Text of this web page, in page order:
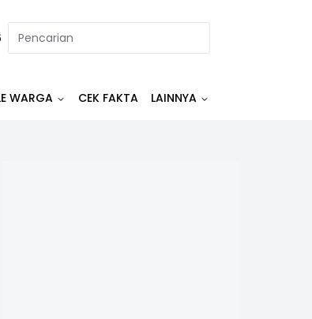
WARGA CEK FAKTA LAINNYA